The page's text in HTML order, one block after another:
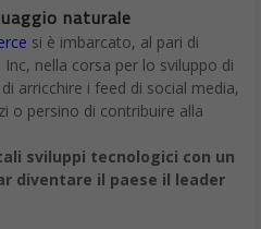
naturale
si è imbarcato, al pari di
nella corsa per lo sviluppo di
arricchire i feed di social media,
o persino di contribuire alla
sviluppi tecnologici con un
diventare il paese il leader